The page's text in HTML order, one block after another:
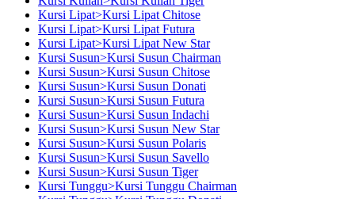
Kursi Lipat>Kursi Lipat Chitose
Kursi Lipat>Kursi Lipat Futura
Kursi Lipat>Kursi Lipat New Star
Kursi Susun>Kursi Susun Chairman
Kursi Susun>Kursi Susun Chitose
Kursi Susun>Kursi Susun Donati
Kursi Susun>Kursi Susun Futura
Kursi Susun>Kursi Susun Indachi
Kursi Susun>Kursi Susun New Star
Kursi Susun>Kursi Susun Polaris
Kursi Susun>Kursi Susun Savello
Kursi Susun>Kursi Susun Tiger
Kursi Tunggu>Kursi Tunggu Chairman